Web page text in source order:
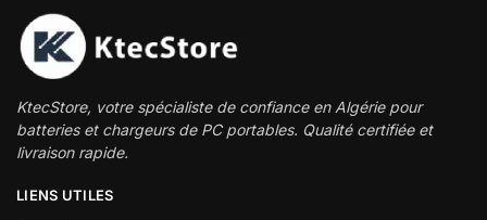
KtecStore, votre spécialiste de confiance en Algérie pour
batteries et chargeurs de PC portables. Qualité certifiée et
livraison rapide.
LIENS UTILES